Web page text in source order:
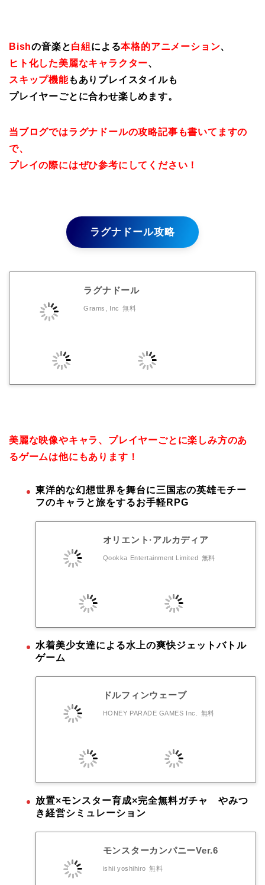
Bishの音楽と白組 による本格的アニメーション、
ヒト化した美麗なキャラクター、
スキップ機能もありプレイスタイルも
プレイヤーごとに合わせ楽しめます。
当ブログではラグナドールの攻略記事も書いてますの
で、
プレイの際にはぜひ参考にしてください！
ラグナドール攻略
ラグナドール
Grams, Inc 無料
美麗な映像やキャラ、プレイヤーごとに楽しみ方のあ
るゲームは他にもあります！
東洋的な幻想世界を舞台に三国志の英雄モチー
フのキャラと旅をするお手軽RPG
オリエント·アルカディア
Qookka Entertainment Limited 無料
水着美少女達による水上の爽快ジェットバトル
ゲーム
ドルフィンウェーブ
HONEY PARADE GAMES Inc. 無料
放置×モンスター育成×完全無料ガチャ やみつ
き経営シミュレーション
モンスターカンパニーVer.6
ishii yoshihiro 無料